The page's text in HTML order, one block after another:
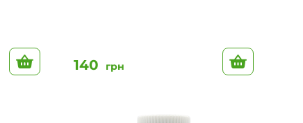
До кошику
140 грн